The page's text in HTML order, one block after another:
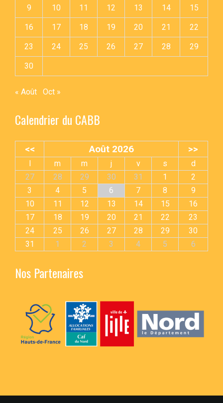
9 10 11 12 13 14 15
16 17 18 19 20 21 22
23 24 25 26 27 28 29
30
« Août Oct »
Calendrier du CABB
<< Août 2026 >>
l m m j v s
d
27
28 29 30 31 1
2
3
4 5 6 7 8
9
10
11 12 13 14 15
16
17
18 19 20 21 22
23
24
25 26 27 28 29
30
31
1 2 3 4 5 6
Nos Partenaires